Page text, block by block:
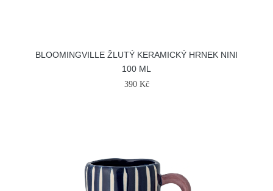
BLOOMINGVILLE ŽLUTÝ KERAMICKÝ HRNEK NINI
100 ML
390 Kč